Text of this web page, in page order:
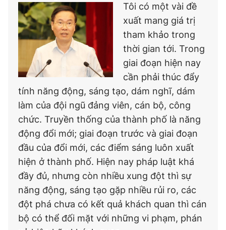
Tôi có một vài đề
xuất mang giá trị
tham khảo trong
thời gian tới. Trong
giai đoạn hiện nay
cần phải thúc đẩy
tính năng động, sáng tạo, dám nghĩ, dám
làm của đội ngũ đảng viên, cán bộ, công
chức. Truyền thống của thành phố là năng
động đổi mới; giai đoạn trước và giai đoạn
đầu của đổi mới, các điểm sáng luôn xuất
hiện ở thành phố. Hiện nay pháp luật khá
đầy đủ, nhưng còn nhiều xung đột thì sự
năng động, sáng tạo gặp nhiều rủi ro, các
đột phá chưa có kết quả khách quan thì cán
bộ có thể đối mặt với những vi phạm, phán